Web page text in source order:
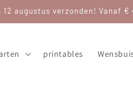
12 augustus verzonden! Vanaf
printables